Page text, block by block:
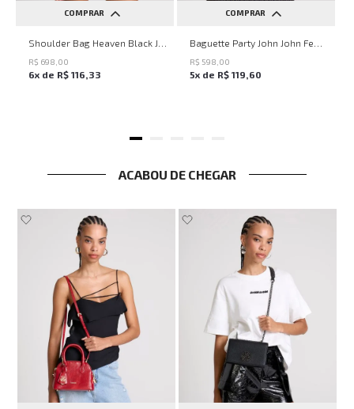
COMPRAR
UN
R$ 698 00
6x de R$ 116 33
COMPRAR
UN
R$ 598 00
5x de R$ 119 60
ACABOU DE CHEGAR